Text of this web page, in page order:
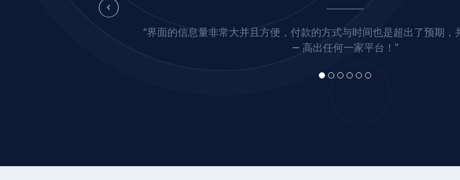
“界面的信息量非常大并且方便，付款的方式与时间也是超出了预期，
— 高出任何一家平台！”